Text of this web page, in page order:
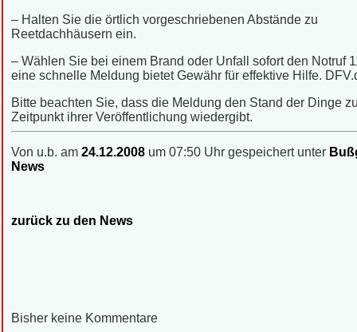
– Halten Sie die örtlich vorgeschriebenen Abstände zu
Reetdachhäusern ein.
– Wählen Sie bei einem Brand oder Unfall sofort den Notruf
eine schnelle Meldung bietet Gewähr für effektive Hilfe.
Bitte beachten Sie, dass die Meldung den Stand der Dinge
Zeitpunkt ihrer Veröffentlichung wiedergibt.
Von u.b. am 24.12.2008 um 07:50 Uhr gespeichert unter
News
zurück zu den News
Bisher keine Kommentare